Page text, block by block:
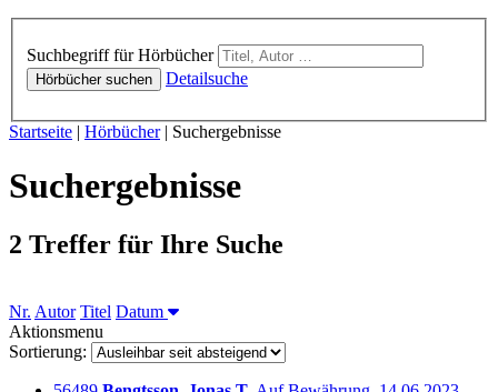
Suchbegriff für Hörbücher
Hörbücher suchen Detailsuche
Sie sind hier:
Startseite | Hörbücher| Suchergebnisse
Suchergebnisse
2 Treffer für Ihre Suche
Nr. Autor Sortieren nach
Titel Datum
Aktionsmenu
Sortierung: